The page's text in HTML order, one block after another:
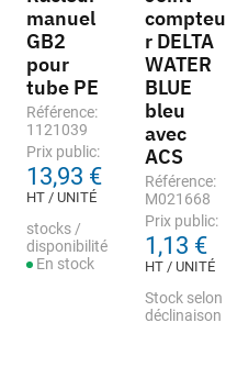
manuel
GB2
pour
tube PE
Référence:
1121039
Prix public:
13,93 €
HT / UNITÉ
stocks /
disponibilité
En stock
compteu
r DELTA
WATER
BLUE
bleu
avec
ACS
Référence:
M021668
Prix public:
1,13 €
HT / UNITÉ
Stock selon
déclinaison